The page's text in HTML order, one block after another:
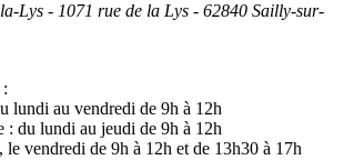
Lys - 1071 rue de la Lys - 62840 Sailly-sur-
lundi au vendredi de 9h à 12h
: du lundi au jeudi de 9h à 12h
le vendredi de 9h à 12h et de 13h30 à 17h